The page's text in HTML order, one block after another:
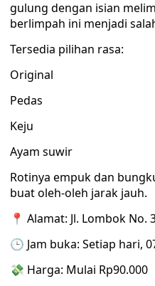
gulung dengan isian
berlimpah ini menjadi
Tersedia pilihan rasa:
Original
Pedas
Keju
Ayam suwir
Rotinya empuk dan
buat oleh-oleh jarak jauh.
📍 Alamat: Jl. Lombok No.
🕒 Jam buka: Setiap hari,
💸 Harga: Mulai Rp90.000